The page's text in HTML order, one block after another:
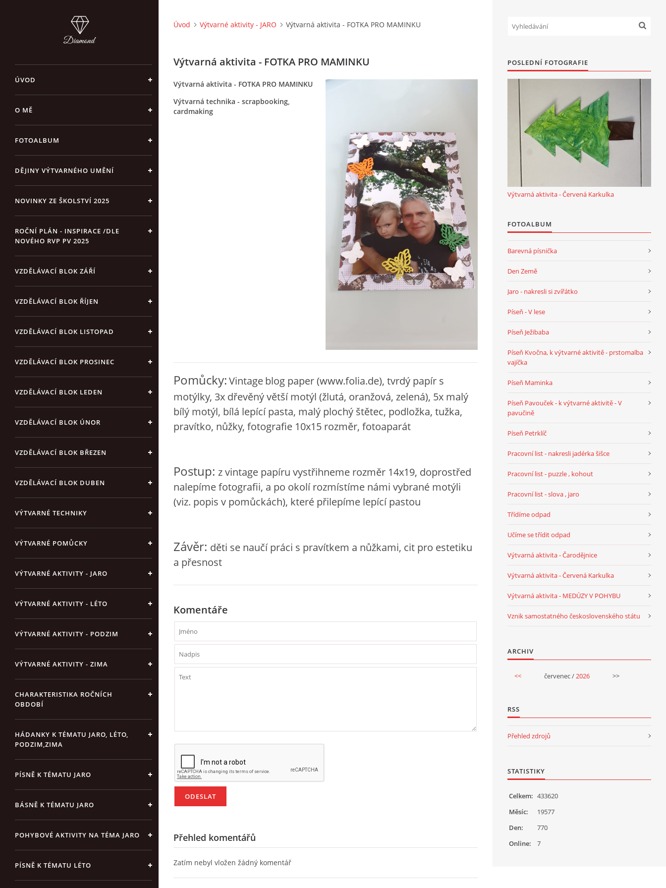
ÚVOD
O MĚ
FOTOALBUM
DĚJINY VÝTVARNÉHO UMĚNÍ
NOVINKY ZE ŠKOLSTVÍ 2025
ROČNÍ PLÁN - INSPIRACE /DLE
NOVÉHO RVP PV 2025
VZDĚLÁVACÍ BLOK ZÁŘÍ
VZDĚLÁVACÍ BLOK ŘÍJEN
VZDĚLÁVACÍ BLOK LISTOPAD
VZDĚLÁVACÍ BLOK PROSINEC
VZDĚLÁVACÍ BLOK LEDEN
VZDĚLÁVACÍ BLOK ÚNOR
VZDĚLÁVACÍ BLOK BŘEZEN
VZDĚLÁVACÍ BLOK DUBEN
VÝTVARNÉ TECHNIKY
VÝTVARNÉ POMŮCKY
VÝTVARNÉ AKTIVITY - JARO
VÝTVARNÉ AKTIVITY - LÉTO
VÝTVARNÉ AKTIVITY - PODZIM
VÝTVARNÉ AKTIVITY - ZIMA
CHARAKTERISTIKA ROČNÍCH
OBDOBÍ
HÁDANKY K TÉMATU JARO, LÉTO,
PODZIM,ZIMA
PÍSNĚ K TÉMATU JARO
BÁSNĚ K TÉMATU JARO
POHYBOVÉ AKTIVITY NA TÉMA JARO
PÍSNĚ K TÉMATU LÉTO
Úvod Výtvarné aktivity - JARO Výtvarná aktivita - FOTKA PRO MAMINKU
Výtvarná aktivita - FOTKA PRO MAMINKU
Výtvarná aktivita - FOTKA PRO MAMINKU
Výtvarná technika - scrapbooking,
cardmaking
Pomůcky:Vintageblog paper (www.folia.de), tvrdý papír s
motýlky, 3x dřevěný větší motýl (žlutá, oranžová, zelená), 5x malý
bílý motýl, bílá lepící pasta, malý plochý štětec, podložka, tužka,
pravítko, nůžky, fotografie 10x15 rozměr, fotoaparát
Postup: z vintage papíru vystřihneme rozměr 14x19, doprostřed
nalepíme fotografii, a po okolí rozmístíme námi vybrané motýli
(viz. popis v pomůckách), které přilepíme lepící pastou
Závěr: děti se naučí práci s pravítkem a nůžkami, cit pro estetiku
a přesnost
Komentáře
Přehled komentářů
Zatím nebyl vložen žádný komentář
POSLEDNÍ FOTOGRAFIE
Výtvarná aktivita - Červená Karkulka
FOTOALBUM
Barevná písnička
Den Země
Jaro - nakresli si zvířátko
Píseň - V lese
Píseň Ježibaba
Píseň Kvočna, k výtvarné aktivitě - prstomalba
vajíčka
Píseň Maminka
Píseň Pavouček - k výtvarné aktivitě - V
pavučině
Píseň Petrklíč
Pracovní list - nakresli jadérka šišce
Pracovní list - puzzle , kohout
Pracovní list - slova , jaro
Třídíme odpad
Učíme se třídit odpad
Výtvarná aktivita - Čarodějnice
Výtvarná aktivita - Červená Karkulka
Výtvarná aktivita - MEDÚZY V POHYBU
Vznik samostatného československého státu
ARCHIV
<< červenec / 2026 >>
RSS
Přehled zdrojů
STATISTIKY
Online: 7
Celkem: 433620
Měsíc:
19577
Den:
770